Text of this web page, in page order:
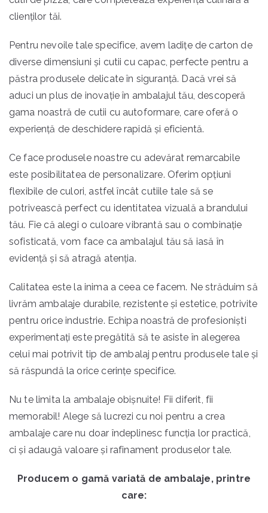
clienților tăi.
Pentru nevoile tale specifice, avem ladițe de carton de
diverse dimensiuni și cutii cu capac, perfecte pentru a
păstra produsele delicate în siguranță. Dacă vrei să
aduci un plus de inovație în ambalajul tău, descoperă
gama noastră de cutii cu autoformare, care oferă o
experiență de deschidere rapidă și eficientă.
Ce face produsele noastre cu adevărat remarcabile
este posibilitatea de personalizare. Oferim opțiuni
flexibile de culori, astfel încât cutiile tale să se
potrivească perfect cu identitatea vizuală a brandului
tău. Fie că alegi o culoare vibrantă sau o combinație
sofisticată, vom face ca ambalajul tău să iasă în
evidență și să atragă atenția.
Calitatea este la inima a ceea ce facem. Ne străduim să
livrăm ambalaje durabile, rezistente și estetice, potrivite
pentru orice industrie. Echipa noastră de profesioniști
experimentați este pregătită să te asiste în alegerea
celui mai potrivit tip de ambalaj pentru produsele tale și
să răspundă la orice cerințe specifice.
Nu te limita la ambalaje obișnuite! Fii diferit, fii
memorabil! Alege să lucrezi cu noi pentru a crea
ambalaje care nu doar îndeplinesc funcția lor practică,
ci și adaugă valoare și rafinament produselor tale.
Producem o gamă variată de ambalaje, printre
care: